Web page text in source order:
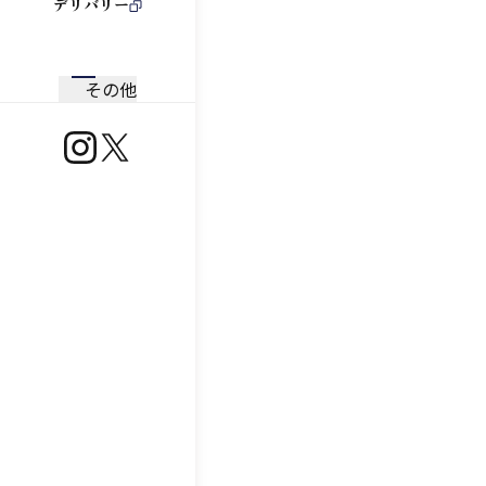
デリバリー
その他
https://www.instagram.com/ootoya.jp/
https://x.com/ootoya_gohan